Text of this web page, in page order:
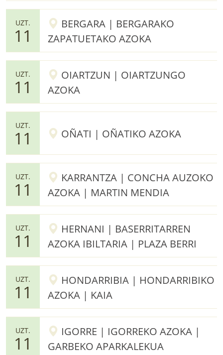
UZT.
11
BERGARA | BERGARAKO
ZAPATUETAKO AZOKA
UZT.
11
OIARTZUN | OIARTZUNGO
AZOKA
UZT.
11 OÑATI | OÑATIKO AZOKA
UZT.
11
KARRANTZA | CONCHA AUZOKO
AZOKA | MARTIN MENDIA
UZT.
11
HERNANI | BASERRITARREN
AZOKA IBILTARIA | PLAZA BERRI
UZT.
11
HONDARRIBIA | HONDARRIBIKO
AZOKA | KAIA
UZT.
11
IGORRE | IGORREKO AZOKA |
GARBEKO APARKALEKUA